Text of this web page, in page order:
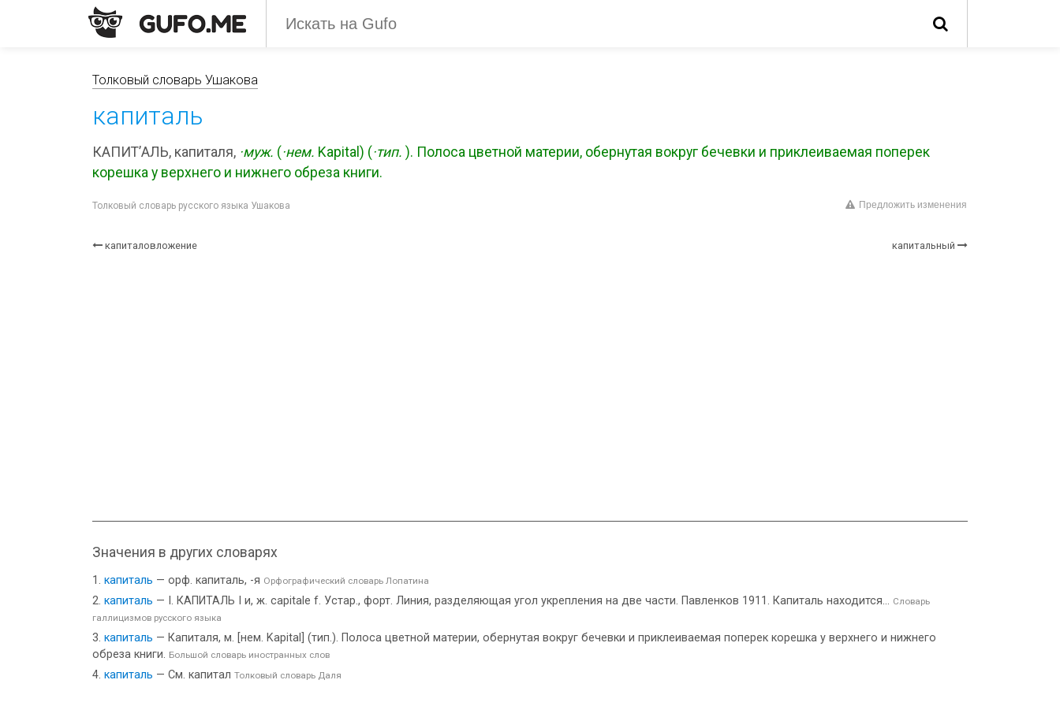
Толковый словарь Ушакова
капиталь
КАПИТ’АЛЬ, капиталя, ·муж. ( ·нем. Kapital) ( ·тип. ). Полоса цветной материи, обернутая вокруг бечевки и приклеиваемая поперек
корешка у верхнего и нижнего обреза книги.
Толковый словарь русского языка Ушакова Предложить изменения
капиталовложение капитальный
Значения в других словарях
капиталь — орф. капиталь, -я Орфографический словарь Лопатина
капиталь — I. КАПИТАЛЬ I и, ж. capitale f. Устар., форт. Линия, разделяющая угол укрепления на две части. Павленков 1911. Капиталь находится... Словарь
галлицизмов русского языка
капиталь — Капиталя, м. [нем. Kapital] (тип.). Полоса цветной материи, обернутая вокруг бечевки и приклеиваемая поперек корешка у верхнего и нижнего
обреза книги. Большой словарь иностранных слов
капиталь — См. капитал Толковый словарь Даля